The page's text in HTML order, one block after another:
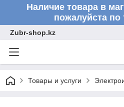
Наличие товара в
пожалуйста
Zubr-shop.kz
Товары и услуги